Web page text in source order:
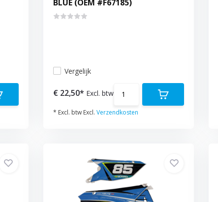
BLUE (OEM #F67185)
Vergelijk
€ 22,50* Excl. btw
* Excl. btw Excl. Verzendkosten